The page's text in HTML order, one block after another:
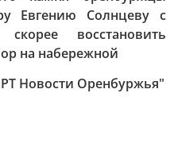
Евгению Солнцеву с
восстановить
на набережной
Новости Оренбуржья"